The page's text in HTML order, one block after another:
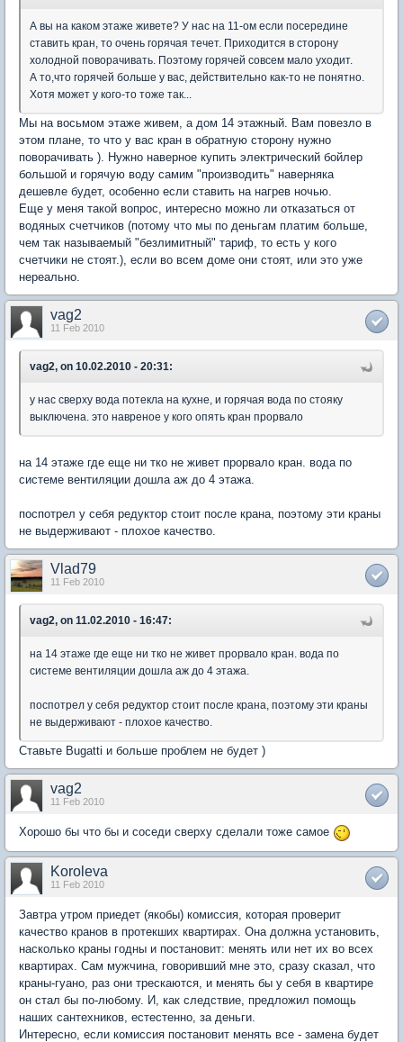
А вы на каком этаже живете? У нас на 11-ом если посередине
ставить кран, то очень горячая течет. Приходится в сторону
холодной поворачивать. Поэтому горячей совсем мало уходит.
А то,что горячей больше у вас, действительно как-то не понятно.
Хотя может у кого-то тоже так...
Мы на восьмом этаже живем, а дом 14 этажный. Вам повезло в
этом плане, то что у вас кран в обратную сторону нужно
поворачивать ). Нужно наверное купить электрический бойлер
большой и горячую воду самим "производить" наверняка
дешевле будет, особенно если ставить на нагрев ночью.
Еще у меня такой вопрос, интересно можно ли отказаться от
водяных счетчиков (потому что мы по деньгам платим больше,
чем так называемый "безлимитный" тариф, то есть у кого
счетчики не стоят.), если во всем доме они стоят, или это уже
нереально.
vag2
11 Feb 2010
vag2, on 10.02.2010 - 20:31:
у нас сверху вода потекла на кухне, и горячая вода по стояку
выключена. это навреное у кого опять кран прорвало
на 14 этаже где еще ни тко не живет прорвало кран. вода по
системе вентиляции дошла аж до 4 этажа.
поспотрел у себя редуктор стоит после крана, поэтому эти краны
не выдерживают - плохое качество.
Vlad79
11 Feb 2010
vag2, on 11.02.2010 - 16:47:
на 14 этаже где еще ни тко не живет прорвало кран. вода по
системе вентиляции дошла аж до 4 этажа.
поспотрел у себя редуктор стоит после крана, поэтому эти краны
не выдерживают - плохое качество.
Ставьте Bugatti и больше проблем не будет )
vag2
11 Feb 2010
Хорошо бы что бы и соседи сверху сделали тоже самое
Koroleva
11 Feb 2010
Завтра утром приедет (якобы) комиссия, которая проверит
качество кранов в протекших квартирах. Она должна установить,
насколько краны годны и постановит: менять или нет их во всех
квартирах. Сам мужчина, говоривший мне это, сразу сказал, что
краны-гуано, раз они трескаются, и менять бы у себя в квартире
он стал бы по-любому. И, как следствие, предложил помощь
наших сантехников, естестенно, за деньги.
Интересно, если комиссия постановит менять все - замена будет